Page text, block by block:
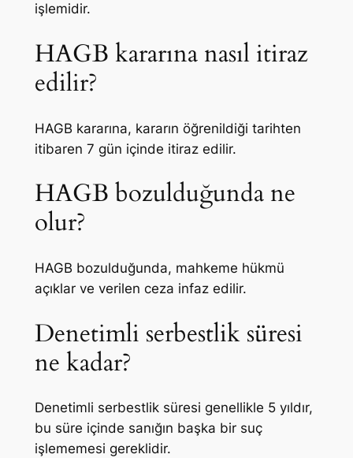
işlemidir.
HAGB kararına nasıl itiraz
edilir?
HAGB kararına, kararın öğrenildiği tarihten
itibaren 7 gün içinde itiraz edilir.
HAGB bozulduğunda ne
olur?
HAGB bozulduğunda, mahkeme hükmü
açıklar ve verilen ceza infaz edilir.
Denetimli serbestlik süresi
ne kadar?
Denetimli serbestlik süresi genellikle 5 yıldır,
bu süre içinde sanığın başka bir suç
işlememesi gereklidir.